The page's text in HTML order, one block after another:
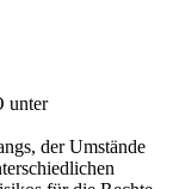
unter
der Umstände